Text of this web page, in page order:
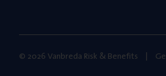
© 2026 Vanbreda Risk & Benefits